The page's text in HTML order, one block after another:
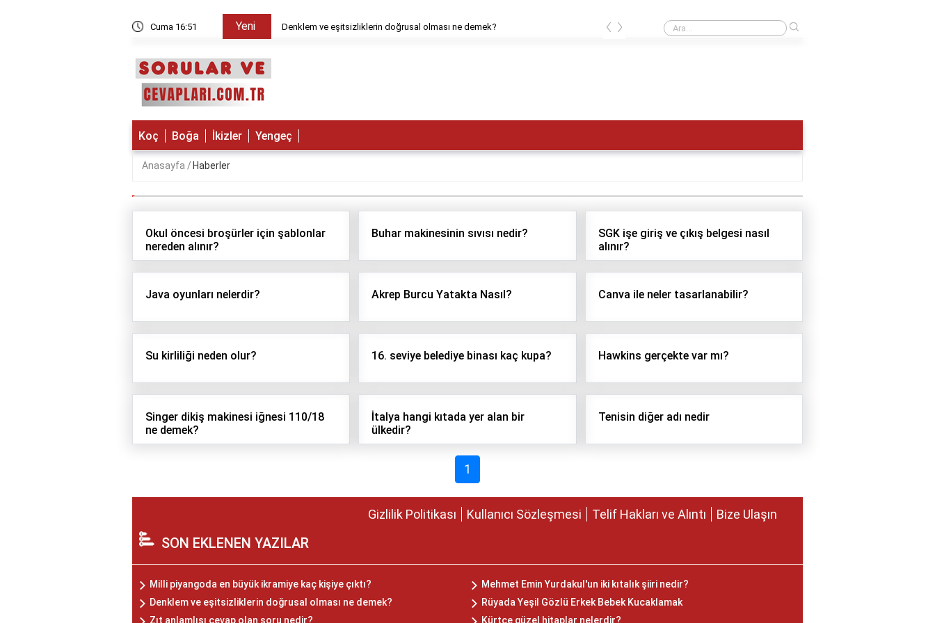
Cuma 16:51 Yeni
doğrusal olması ne demek? Denklem ve eşitsizliklerin doğrusal olması ne demek? Denklem ve eşitsizliklerin doğrusal olması ne demek?
‹ ›
Koç Boğa İkizler Yengeç
Anasayfa Haberler
Okul öncesi broşürler için şablonlar
nereden alınır?
Buhar makinesinin sıvısı nedir?
SGK işe giriş ve çıkış belgesi nasıl
alınır?
Java oyunları nelerdir? Akrep Burcu Yatakta Nasıl? Canva ile neler tasarlanabilir?
Su kirliliği neden olur? 16. seviye belediye binası kaç kupa? Hawkins gerçekte var mı?
Singer dikiş makinesi iğnesi 110/18
ne demek?
İtalya hangi kıtada yer alan bir
ülkedir?
Tenisin diğer adı nedir
1
Gizlilik Politikası Kullanıcı Sözleşmesi Telif Hakları ve Alıntı Bize Ulaşın
SON EKLENEN YAZILAR
Milli piyangoda en büyük ikramiye kaç kişiye çıktı?
Mehmet Emin Yurdakul'un iki kıtalık şiiri nedir?
Denklem ve eşitsizliklerin doğrusal olması ne demek?
Rüyada Yeşil Gözlü Erkek Bebek Kucaklamak
Zıt anlamlısı cevap olan soru nedir?
Kürtçe güzel hitaplar nelerdir?